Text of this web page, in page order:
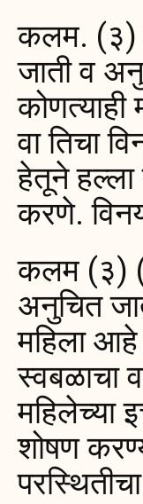
कलम. (३)
जाती व
वा तिचा
हेतूने हल्ला
करणे.
कलम (३)
अनुचित
महिला आहे
स्वबळाचा
महिलेच्या
शोषण